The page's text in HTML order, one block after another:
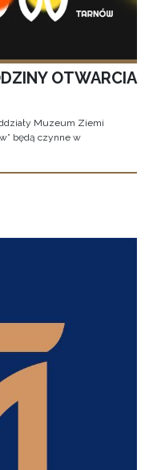
OTWARCIA
Muzeum Ziemi
będą czynne w